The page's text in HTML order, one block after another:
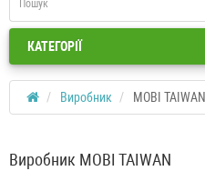
КАТЕГОРІЇ
Виробник MOBI TAIWAN
Виробник MOBI TAIWAN